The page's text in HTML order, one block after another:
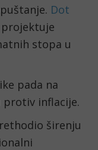
Dot
projektuje
stopa u
pada na
protiv inflacije.
širenju